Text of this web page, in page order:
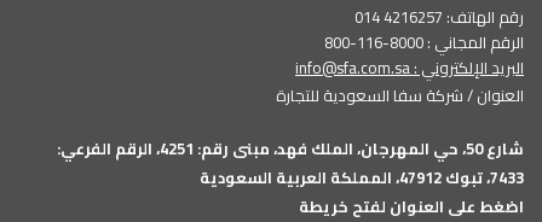
رقم الهاتف: 4216257 014
الرقم المجاني : 8000-116-800
البريد الإلكتروني :info@sfa.com.sa
العنوان / شركة سفا السعودية للتجارة
شارع 50، حي المهرجان، الملك فهد، مبنى رقم: 4251، الرقم الفرعي:
7433، تبوك 47912، المملكة العربية السعودية
اضغط على العنوان لفتح خريطة